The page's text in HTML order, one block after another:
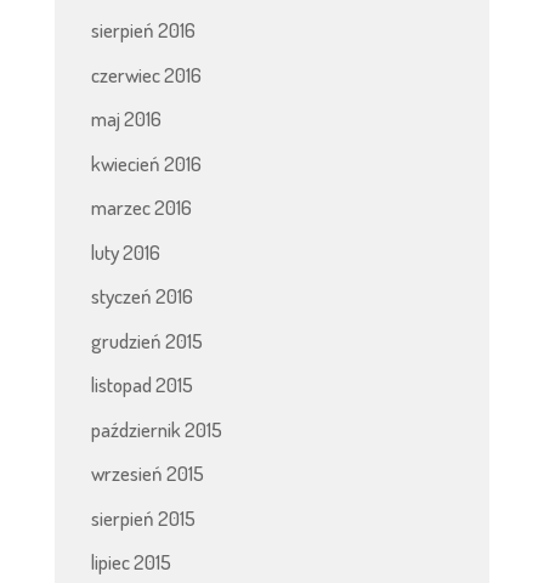
sierpień 2016
czerwiec 2016
maj 2016
kwiecień 2016
marzec 2016
luty 2016
styczeń 2016
grudzień 2015
listopad 2015
październik 2015
wrzesień 2015
sierpień 2015
lipiec 2015